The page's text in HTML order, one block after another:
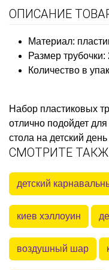
ОПИСАНИЕ
Материал:
Размер трубочки:
Количество в
Набор пластиковых
отлично подойдет
стола на детский
СМОТРИТЕ
детский
киев хэллоуин
воздушный шар